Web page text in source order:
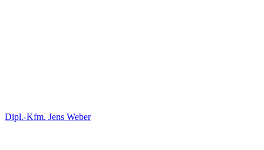
Dipl.-Kfm. Jens Weber